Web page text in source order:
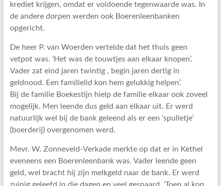
krediet krijgen, omdat er voldoende tegenwaarde was. In
de andere dorpen werden ook Boerenleenbanken
opgericht.
De heer P. van Woerden vertelde dat het thuis geen
vetpot was. ‘Het was de touwtjes aan elkaar knopen’.
Vader zat eind jaren twintig , begin jaren dertig in
geldnood. Een familielid kon hem gelukkig helpen’.
Bij de familie Boekestijn hielp de familie elkaar ook zoveel
mogelijk. Men leende dus geld aan elkaar uit. Er werd
natuurlijk wel bij de bank geleend als er een ‘spulletje’
(boerderij) overgenomen werd.
Mevr. W. Zonneveld-Verkade merkte op dat er in Kethel
eveneens een Boerenleenbank was. Vader leende geen
geld, wel bracht hij zijn melkgeld naar de bank. Er werd